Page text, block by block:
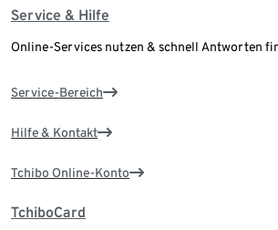
Service & Hilfe
Online-Services nutzen & schnell Antworten
Service-Bereich
Hilfe & Kontakt
Tchibo Online-Konto
TchiboCard